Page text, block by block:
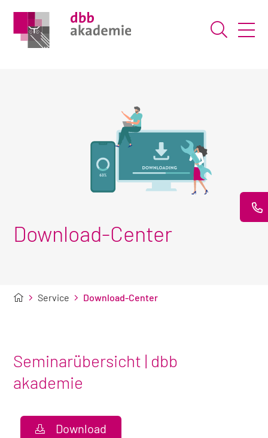
Suche
Download-Center
Service Download-Center
Seminarübersicht | dbb
akademie
Download